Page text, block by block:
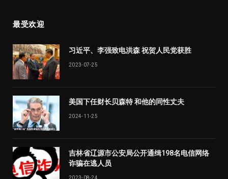
最受欢迎
习近平、李强致电洪森 祝贺人民党获胜
2023-07-25
美国下任财长贝森特 和他的同性丈夫
2024-11-25
吉林省辽源市公安局公开通缉198名电信网络
诈骗在逃人员
2023-08-24